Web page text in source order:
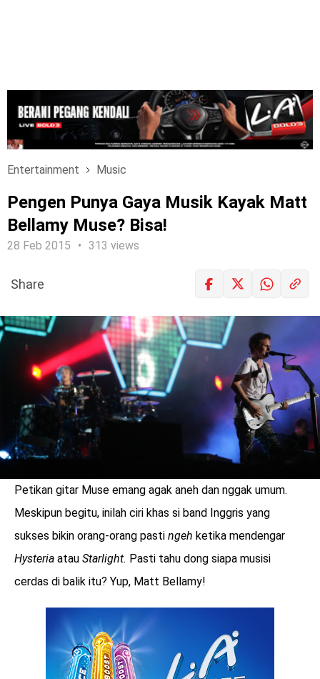
Entertainment Music
Pengen Punya Gaya Musik Kayak Matt
Bellamy Muse? Bisa!
28 Feb 2015 313 views
menarik
LOGIN
Share
Petikan gitar Muse emang agak aneh dan nggak umum.
Meskipun begitu, inilah ciri khas si band Inggris yang
sukses bikin orang-orang pasti ngeh ketika mendengar
Hysteria atau Starlight. Pasti tahu dong siapa musisi
cerdas di balik itu? Yup, Matt Bellamy!